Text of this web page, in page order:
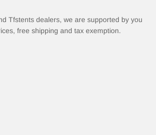
Tfstents dealers, we are supported by you
free shipping and tax exemption.